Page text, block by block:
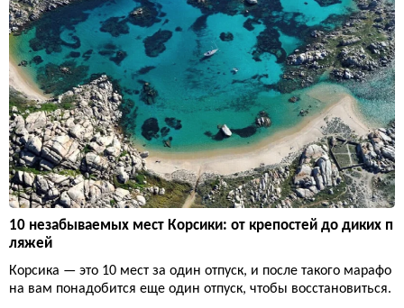
10 незабываемых мест Корсики: от крепостей до диких п
ляжей
Корсика — это 10 мест за один отпуск, и после такого марафо
на вам понадобится еще один отпуск, чтобы восстановиться.